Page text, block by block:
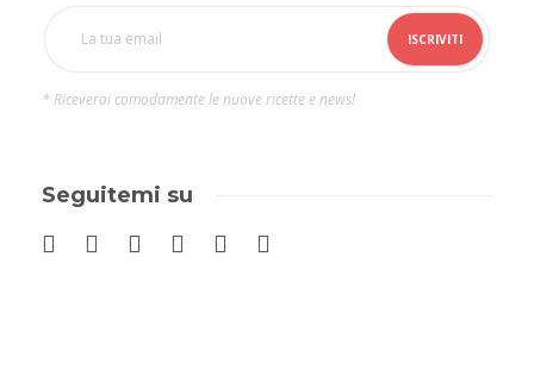
* Riceverai comodamente le nuove ricette e news!
Seguitemi su